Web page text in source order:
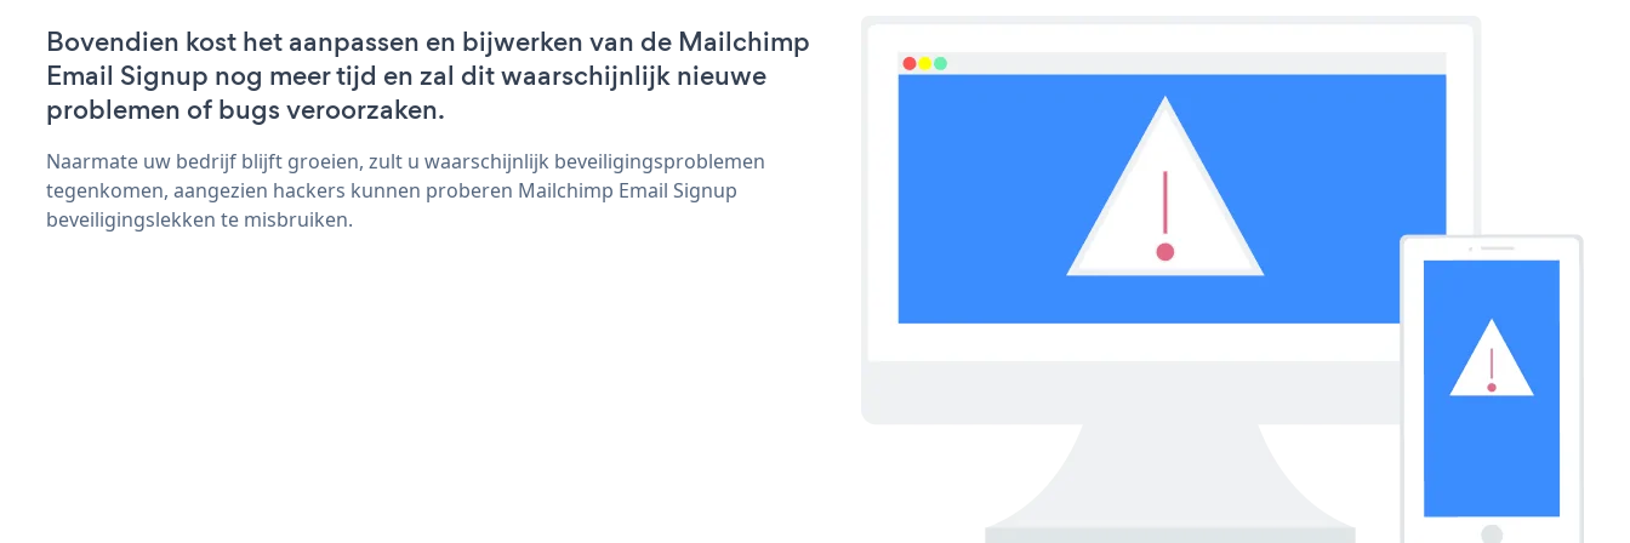
Bovendien kost het aanpassen en bijwerken van de Mailchimp
Email Signup nog meer tijd en zal dit waarschijnlijk nieuwe
problemen of bugs veroorzaken.
Naarmate uw bedrijf blijft groeien, zult u waarschijnlijk beveiligingsproblemen
tegenkomen, aangezien hackers kunnen proberen Mailchimp Email Signup
beveiligingslekken te misbruiken.